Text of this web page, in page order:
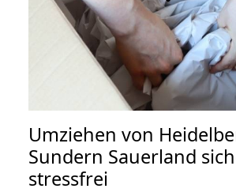
Umziehen von
Sundern Sauerland
stressfrei